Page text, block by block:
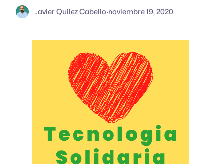
Javier Quilez Cabello·noviembre 19, 2020